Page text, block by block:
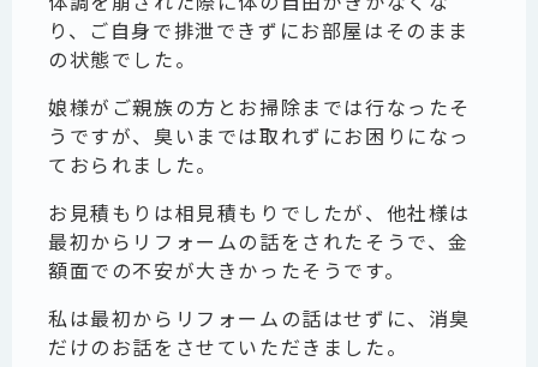
り、ご自身で排泄できずにお部屋はそのまま
の状態でした。
娘様がご親族の方とお掃除までは行なったそ
うですが、臭いまでは取れずにお困りになっ
ておられました。
お見積もりは相見積もりでしたが、他社様は
最初からリフォームの話をされたそうで、金
額面での不安が大きかったそうです。
私は最初からリフォームの話はせずに、消臭
だけのお話をさせていただきました。